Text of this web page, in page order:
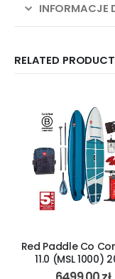
INFORMACJE
RELATED
Red Paddle Co
11.0 (MSL 1000)